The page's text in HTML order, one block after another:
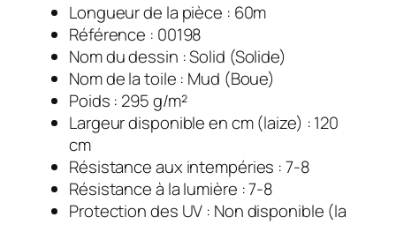
Longueur de la pièce : 60m
Référence : 00198
Nom du dessin : Solid (Solide)
Nom de la toile : Mud (Boue)
Poids : 295 g/m²
Largeur disponible en cm (laize) : 120
cm
Résistance aux intempéries : 7-8
Résistance à la lumière : 7-8
Protection des UV : Non disponible (la